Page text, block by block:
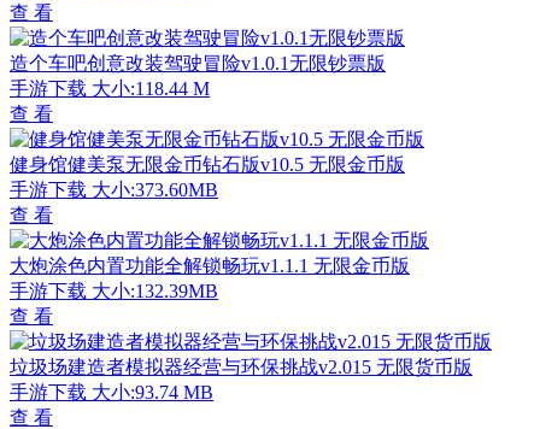
查 看
造个车吧创意改装驾驶冒险v1.0.1无限钞票版
手游下载 大小:118.44 M
查 看
健身馆健美泵无限金币钻石版v10.5 无限金币版
手游下载 大小:373.60MB
查 看
大炮涂色内置功能全解锁畅玩v1.1.1 无限金币版
手游下载 大小:132.39MB
查 看
垃圾场建造者模拟器经营与环保挑战v2.015 无限货币版
手游下载 大小:93.74 MB
查 看